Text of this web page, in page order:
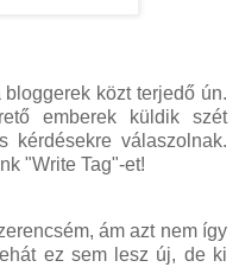
közt terjedő ún.
emberek küldik szét
kérdésekre válaszolnak.
"Write Tag"-et!
ám azt nem így
ez sem lesz új, de ki